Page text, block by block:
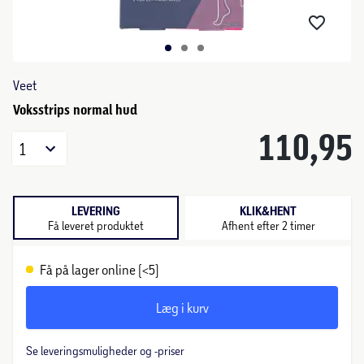
Veet
Voksstrips normal hud
110,95
1
LEVERING
Få leveret produktet
KLIK&HENT
Afhent efter 2 timer
Få på lager online (<5)
Læg i kurv
Se leveringsmuligheder og -priser